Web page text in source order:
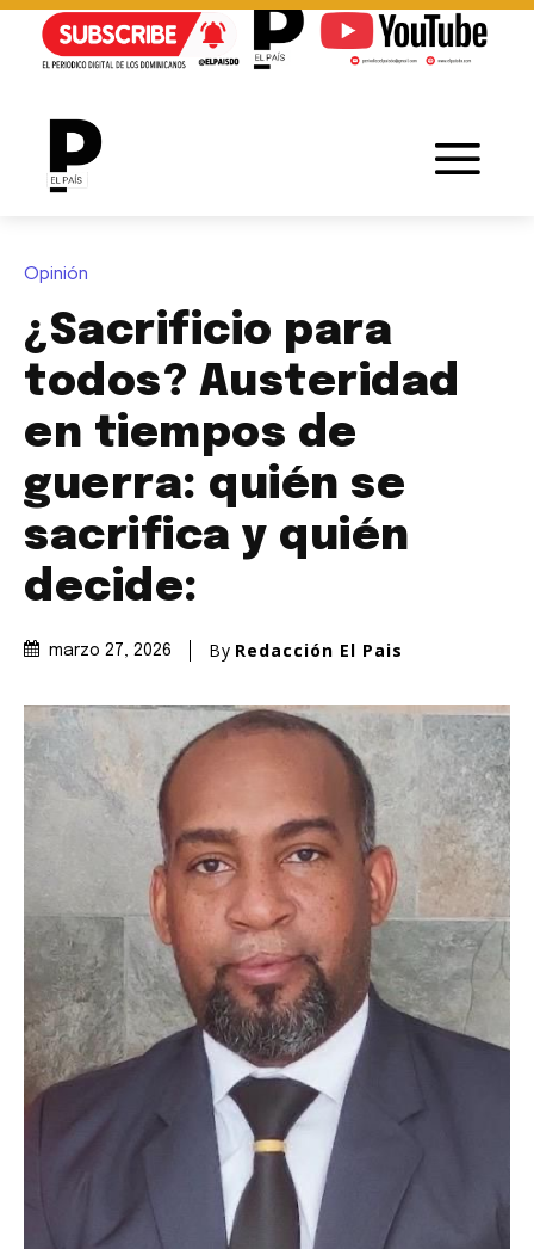
Opinión
¿Sacrificio para
todos? Austeridad
en tiempos de
guerra: quién se
sacrifica y quién
decide:
marzo 27, 2026 By Redacción El Pais